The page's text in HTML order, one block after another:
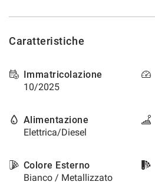
Caratteristiche
Immatricolazione
10/2025
Alimentazione
Elettrica/Diesel
Colore Esterno
Bianco / Metallizzato
di
descritte.
Per
ottenere
informazioni
sull'utilità
funzionamento